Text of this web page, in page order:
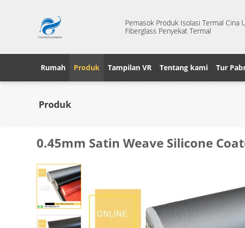
Pemasok Produk Isolasi Termal
Fiberglass Penyekat Termal
Rumah Produk Tampilan VR Tentang kami Tur
Produk
0.45mm Satin Weave Silicone